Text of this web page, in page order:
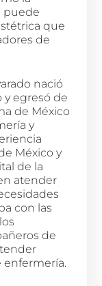
puede
que
de
nació
y egresó de
de México
y
México y
de la
atender
con las
de
enfermería.